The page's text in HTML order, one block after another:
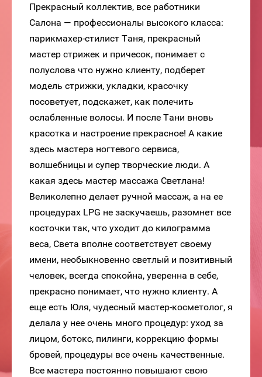
Прекрасный коллектив, все работники
Салона — профессионалы высокого класса:
парикмахер-стилист Таня, прекрасный
мастер стрижек и причесок, понимает с
полуслова что нужно клиенту, подберет
модель стрижки, укладки, красочку
посоветует, подскажет, как полечить
ослабленные волосы. И после Тани вновь
красотка и настроение прекрасное! А какие
здесь мастера ногтевого сервиса,
волшебницы и супер творческие люди. А
какая здесь мастер массажа Светлана!
Великолепно делает ручной массаж, а на ее
процедурах LPG не заскучаешь, разомнет все
косточки так, что уходит до килограмма
веса, Света вполне соответствует своему
имени, необыкновенно светлый и позитивный
человек, всегда спокойна, уверенна в себе,
прекрасно понимает, что нужно клиенту. А
еще есть Юля, чудесный мастер-косметолог, я
делала у нее очень много процедур: уход за
лицом, ботокс, пилинги, коррекцию формы
бровей, процедуры все очень качественные.
Все мастера постоянно повышают свою